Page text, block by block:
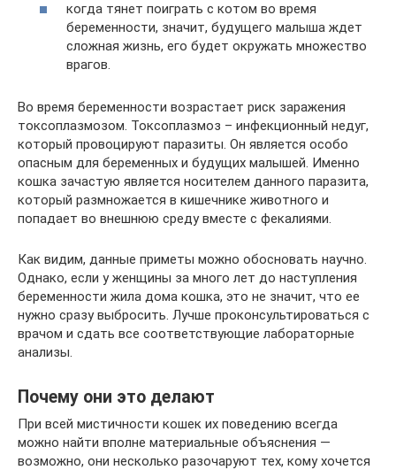
когда тянет поиграть с котом во время
беременности, значит, будущего малыша ждет
сложная жизнь, его будет окружать множество
врагов.
Во время беременности возрастает риск заражения
токсоплазмозом. Токсоплазмоз – инфекционный недуг,
который провоцируют паразиты. Он является особо
опасным для беременных и будущих малышей. Именно
кошка зачастую является носителем данного паразита,
который размножается в кишечнике животного и
попадает во внешнюю среду вместе с фекалиями.
Как видим, данные приметы можно обосновать научно.
Однако, если у женщины за много лет до наступления
беременности жила дома кошка, это не значит, что ее
нужно сразу выбросить. Лучше проконсультироваться с
врачом и сдать все соответствующие лабораторные
анализы.
Почему они это делают
При всей мистичности кошек их поведению всегда
можно найти вполне материальные объяснения —
возможно, они несколько разочаруют тех, кому хочется